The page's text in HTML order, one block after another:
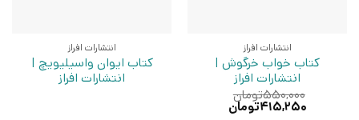
انتشارات افراز
کتاب خواب خرگوش |
انتشارات افراز
۵۵۰,۰۰۰تومان
قیمت
۴۱۵,۲۵۰تومان
انتشارات افراز
کتاب ایوان واسیلیویچ |
انتشارات افراز